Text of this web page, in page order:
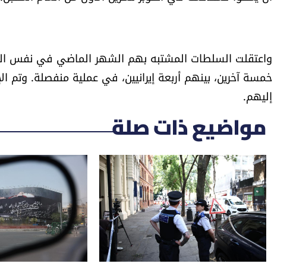
واعتقلت السلطات المشتبه بهم الشهر الماضي في نفس
خمسة آخرين، بينهم أربعة إيرانيين، في عملية منفصلة.
إليهم.
مواضيع ذات صلة